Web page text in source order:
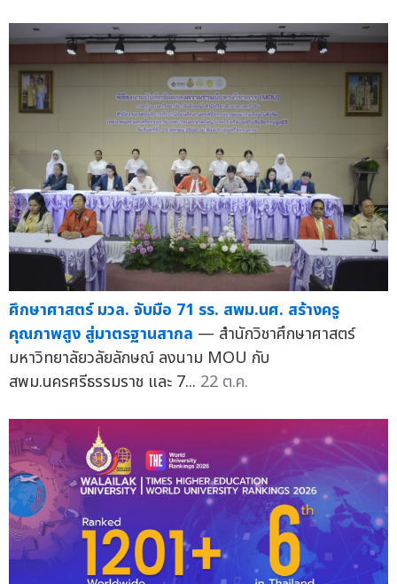
ศึกษาศาสตร์ มวล. จับมือ 71 รร. สพม.นศ. สร้างครู
คุณภาพสูง สู่มาตรฐานสากล — สำนักวิชาศึกษาศาสตร์
มหาวิทยาลัยวลัยลักษณ์ ลงนาม MOU กับ
สพม.นครศรีธรรมราช และ 7... 22 ต.ค.